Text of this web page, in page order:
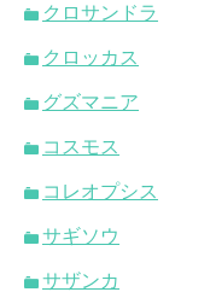
クロサンドラ
クロッカス
グズマニア
コスモス
コレオプシス
サギソウ
サザンカ